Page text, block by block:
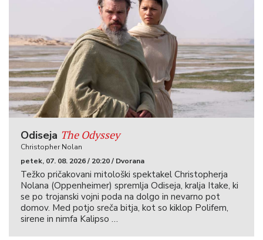
Odiseja The Odyssey
Christopher Nolan
petek, 07. 08. 2026 / 20:20 / Dvorana
Težko pričakovani mitološki spektakel Christopherja
Nolana (Oppenheimer) spremlja Odiseja, kralja Itake, ki
se po trojanski vojni poda na dolgo in nevarno pot
domov. Med potjo sreča bitja, kot so kiklop Polifem,
sirene in nimfa Kalipso …